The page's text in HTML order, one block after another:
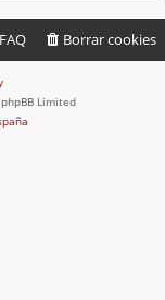
Borrar cookies
FAQ
Limited